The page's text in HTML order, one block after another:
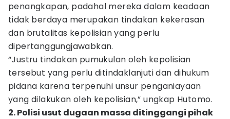
penangkapan, padahal mereka dalam keadaan
tidak berdaya merupakan tindakan kekerasan
dan brutalitas kepolisian yang perlu
dipertanggungjawabkan.
“Justru tindakan pumukulan oleh kepolisian
tersebut yang perlu ditindaklanjuti dan dihukum
pidana karena terpenuhi unsur penganiayaan
yang dilakukan oleh kepolisian,” ungkap Hutomo.
2. Polisi usut dugaan massa ditinggangi pihak